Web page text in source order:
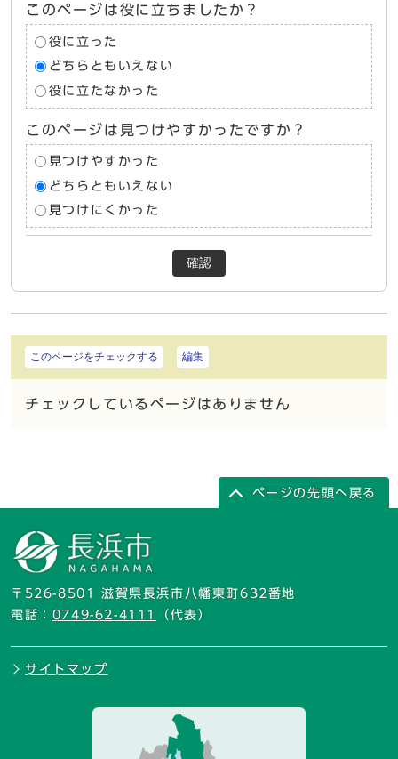
このページは役に立ちましたか？
役に立った
どちらともいえない
役に立たなかった
このページは見つけやすかったですか？
見つけやすかった
どちらともいえない
見つけにくかった
確認
このページをチェックする 編集
チェックしているページはありません
ページの先頭へ戻る
〒526-8501 滋賀県長浜市八幡東町632番地
電話： 0749-62-4111 （代表）
サイトマップ